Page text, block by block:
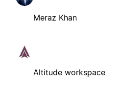
Meraz Khan
Altitude workspace